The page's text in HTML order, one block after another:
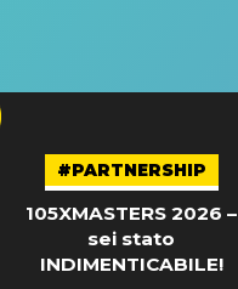
#PARTNERSHIP
105XMASTERS 2026 –
sei stato
INDIMENTICABILE!